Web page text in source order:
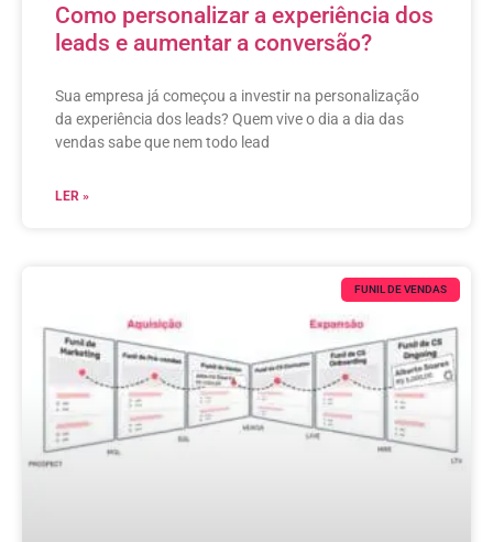
Como personalizar a experiência dos
leads e aumentar a conversão?
Sua empresa já começou a investir na personalização
da experiência dos leads? Quem vive o dia a dia das
vendas sabe que nem todo lead
LER »
FUNIL DE VENDAS